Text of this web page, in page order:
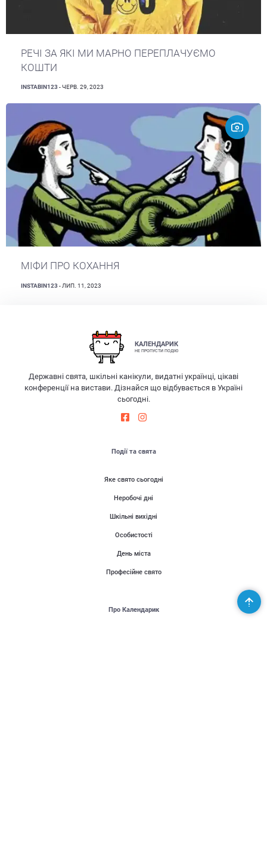
РЕЧІ ЗА ЯКІ МИ МАРНО ПЕРЕПЛАЧУЄМО
КОШТИ
INSTABIN123 - ЧЕРВ. 29, 2023
МІФИ ПРО КОХАННЯ
INSTABIN123 - ЛИП. 11, 2023
КАЛЕНДАРИК
НЕ ПРОПУСТИ ПОДІЮ
Державні свята, шкільні канікули, видатні українці, цікаві
конференції на вистави. Дізнайся що відбувається в Україні
сьогодні.
Події та свята
Яке свято сьогодні
Неробочі дні
Шкільні вихідні
Особистості
День міста
Професійне свято
Про Календарик